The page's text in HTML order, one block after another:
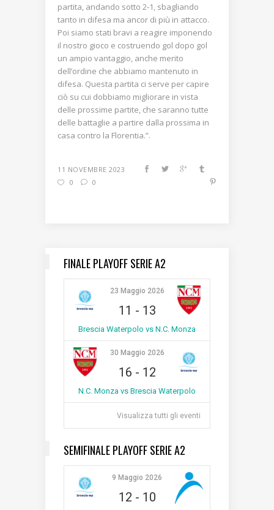
partita, andando sotto 2-1, sbagliando
tanto in difesa ma ancor di più in attacco.
Poi siamo stati bravi a reagire imponendo
il nostro gioco e costruendo gol dopo gol
un ampio vantaggio, anche merito
dell’ordine che abbiamo mantenuto in
difesa. Questa partita ci serve per capire
ciò su cui dobbiamo migliorare in vista
delle prossime partite, che saranno tutte
delle battaglie a partire dalla prossima in
casa contro la Florentia.”.
11 NOVEMBRE 2023
0
0
FINALE PLAYOFF SERIE A2
23 Maggio 2026
11 - 13
Brescia Waterpolo vs N.C. Monza
30 Maggio 2026
16 - 12
N.C. Monza vs Brescia Waterpolo
Visualizza tutti gli eventi
SEMIFINALE PLAYOFF SERIE A2
9 Maggio 2026
12 - 10